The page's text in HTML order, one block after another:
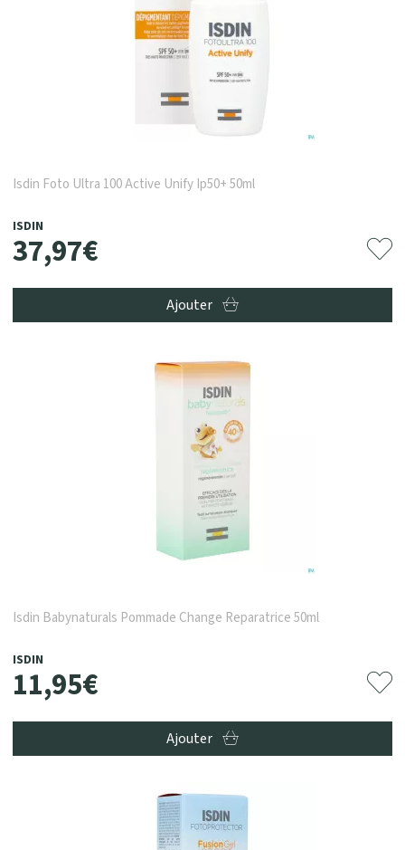
Isdin Foto Ultra 100 Active Unify Ip50+ 50ml
ISDIN
37,97€
Ajouter
Isdin Babynaturals Pommade Change Reparatrice 50ml
ISDIN
11,95€
Ajouter